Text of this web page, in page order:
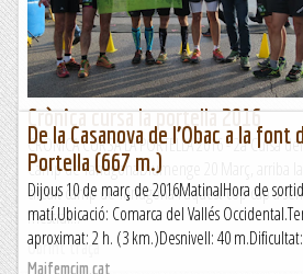
Crònica cursa la portella 2016
CRÒNICA CURSA LA PORTELLA 2016 - 2a Cursa del
Camp de TarragonaDiumenge 20 Març, arriba la
circuit camp de Tarragona i aquest cop cap a
mestral...
Obrint traça
De la Casanova de l’Obac a la font
Portella (667 m.)
Dijous 10 de març de 2016MatinalHora de
matí.Ubicació: Comarca del Vallés
aproximat: 2 h. (3 km.)Desnivell: 40
Maifemcim.cat